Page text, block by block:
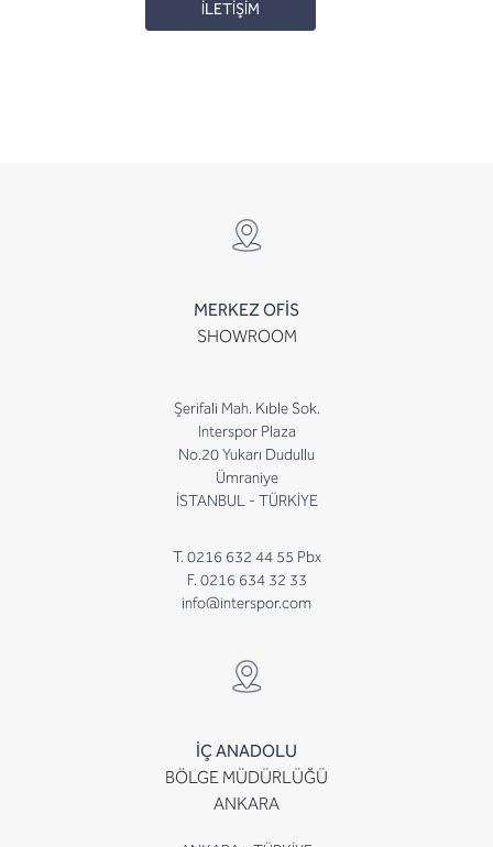
İLETİŞİM
MERKEZ OFİS
SHOWROOM
Şerifali Mah. Kıble Sok.
Interspor Plaza
No.20 Yukarı Dudullu
Ümraniye
İSTANBUL - TÜRKİYE
T. 0216 632 44 55 Pbx
F. 0216 634 32 33
info@interspor.com
İÇ ANADOLU
BÖLGE MÜDÜRLÜĞÜ
ANKARA